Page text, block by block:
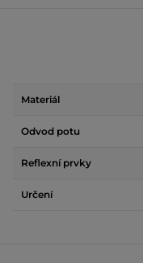
Materiál
Odvod potu
Reflexní prvky
Určení